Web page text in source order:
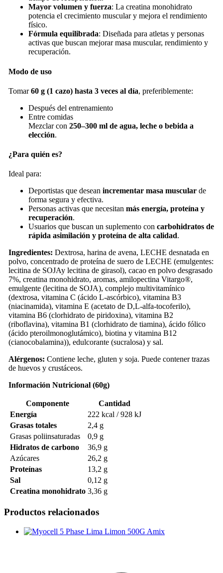
Mayor volumen y fuerza: La creatina monohidrato
potencia el crecimiento muscular y mejora el rendimiento
físico.
Fórmula equilibrada: Diseñada para atletas y personas
activas que buscan mejorar masa muscular, rendimiento y
recuperación.
Modo de uso
Tomar60 g (1 cazo) hasta 3 veces al día, preferiblemente:
Después del entrenamiento
Entre comidas
Mezclar con 250–300 ml de agua, leche o bebida a
elección.
¿Para quién es?
Ideal para:
Deportistas que desean incrementar masa muscularde
forma segura y efectiva.
Personas activas que necesitan más energía, proteína y
recuperación.
Usuarios que buscan un suplemento con carbohidratos de
rápida asimilación y proteína de alta calidad.
Ingredientes: Dextrosa, harina de avena, LECHE desnatada en
polvo, concentrado de proteína de suero de LECHE (emulgentes:
lecitina de SOJAy lecitina de girasol), cacao en polvo desgrasado
7%, creatina monohidrato, aromas, amilopectina Vitargo®,
emulgente (lecitina de SOJA), complejo multivitamínico
(dextrosa, vitamina C (ácido L-ascórbico), vitamina B3
(niacinamida), vitamina E (acetato de D,L-alfa-tocoferilo),
vitamina B6 (clorhidrato de piridoxina), vitamina B2
(riboflavina), vitamina B1 (clorhidrato de tiamina), ácido fólico
(ácido pteroilmonoglutámico), biotina y vitamina B12
(cianocobalamina)), edulcorante (sucralosa) y sal.
Alérgenos: Contiene leche, gluten y soja. Puede contener trazas
de huevos y crustáceos.
Información Nutricional (60g)
Componente
Cantidad
Energía
222 kcal / 928 kJ
Grasas totales
2,4 g
Grasas poliinsaturadas
0,9 g
Hidratos de carbono
36,9 g
Azúcares
26,2 g
Proteínas
13,2 g
Sal
0,12 g
Creatina monohidrato 3,36 g
Productos relacionados